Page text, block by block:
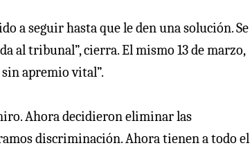
a seguir hasta que le den una solución. Se
al tribunal”, cierra. El mismo 13 de marzo,
apremio vital”.
Ahora decidieron eliminar las
discriminación. Ahora tienen a todo el